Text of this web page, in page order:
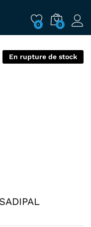
0 0
En rupture de stock